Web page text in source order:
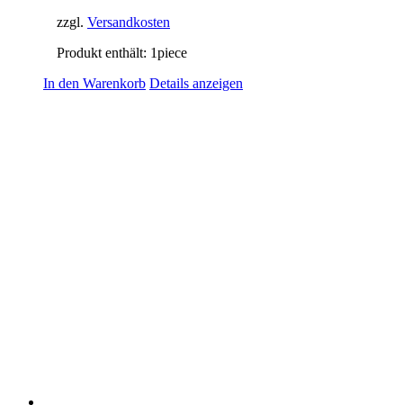
zzgl. Versandkosten
Produkt enthält: 1piece
In den Warenkorb Details anzeigen